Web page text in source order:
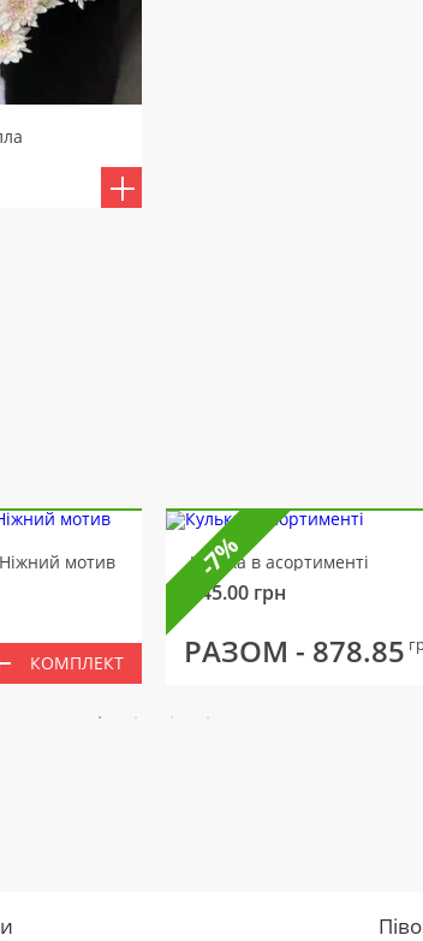
мотив
КОМПЛЕКТ
Кулька в асортименті
145.00 грн
РАЗОМ - 878.85
-7%